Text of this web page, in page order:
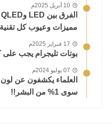
10 أبريل 2025م
مميزات وعيوب كل تقنية
17 فبراير 2025م
بوتات تليجرام يجب
07 يوليو 2024م
العلماء يكشفون عن لون
سوى 1% من البشر!!